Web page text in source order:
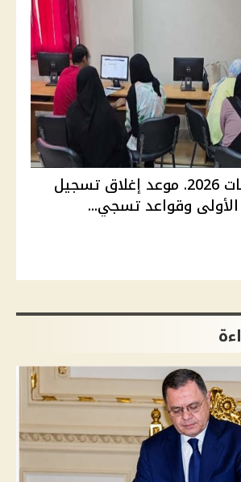
تنسيق الجامعات 2026. موعد إغلاق تسجيل
الأولى وقواعد تسجي...